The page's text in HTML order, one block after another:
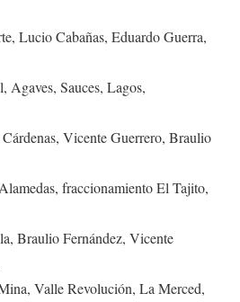
Lucio Cabañas, Eduardo Guerra,
Agaves, Sauces, Lagos,
Vicente Guerrero, Braulio
fraccionamiento El Tajito,
Braulio Fernández, Vicente
Valle Revolución, La Merced,